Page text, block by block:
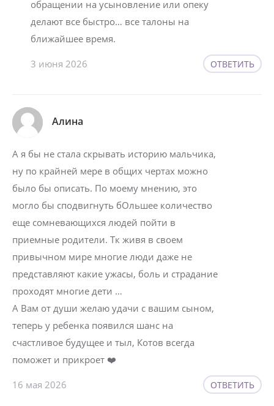
обращении на усыновление или опеку
делают все быстро… все талоны на
ближайшее время.
3 июня 2026 ОТВЕТИТЬ
Алина
А я бы не стала скрывать историю мальчика,
ну по крайней мере в общих чертах можно
было бы описать. По моему мнению, это
могло бы сподвигнуть бОльшее количество
еще сомневающихся людей пойти в
приемные родители. Тк живя в своем
привычном мире многие люди даже не
представляют какие ужасы, боль и страдание
проходят многие дети …
А Вам от души желаю удачи с вашим сыном,
теперь у ребенка появился шанс на
счастливое будущее и тыл, Котов всегда
поможет и прикроет ❤️
16 мая 2026 ОТВЕТИТЬ